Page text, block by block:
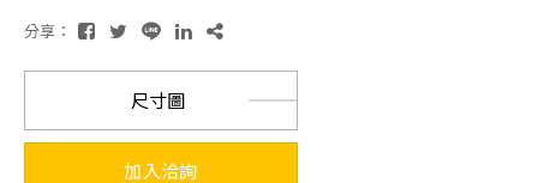
分享：
尺寸圖
加入洽詢